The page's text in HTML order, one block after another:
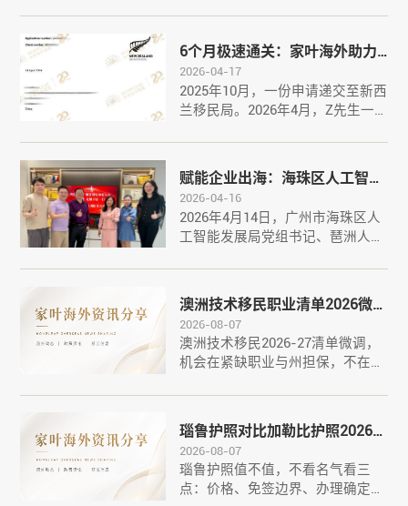
局，家叶海外走过了波澜壮阔的二
十年。这二十年，是中国高净值家
庭全球化布局的二十年，也是家叶
海外从行业拓荒者成长为领军者的
二十年。2025年，家叶焕新品牌口
号···
6个月极速通关：家叶海外助力Z
先生新西兰绿名单电气工程技术
员岗位成功获批
2026-04-17
2025年10月，一份申请递交至新西
兰移民局。2026年4月，Z先生一
递交到获批，前后不过6个月，全
程无电调、无补料。这听起来像是
一个"顺利"的故事，但真正了解新
西兰绿名单审理逻辑的人会知道，
这个结果的背后，并不简单···
赋能企业出海：海珠区人工智能
发展局党组书记余丽慧一行到访
家叶海外集团
2026-04-16
2026年4月14日，广州市海珠区人
工智能发展局党组书记、琶洲人工
（简称"琶洲管委会"）主任余丽慧
一行到访家叶海外集团。在广州迈
向高质量发展的蓝图中，琶洲已不
仅是一个地理概念，更是万亿级规
模的战略支点。此次到访···
澳洲技术移民职业清单2026微调
信号
2026-08-07
澳洲技术移民2026-27清单微调，
机会在紧缺职业与州担保，不在盲
构已定澳洲2026-27财年技术移民
总配额维持高位，但内部结构明显
倾斜：医疗、工程、幼教、护理类
紧缺职业占比扩大，州担保
（190/491）通道获更多名额。澳
洲技术移民···
瑙鲁护照对比加勒比护照2026重
估
2026-08-07
瑙鲁护照值不值，不看名气看三
点：价格、免签边界、办理确定